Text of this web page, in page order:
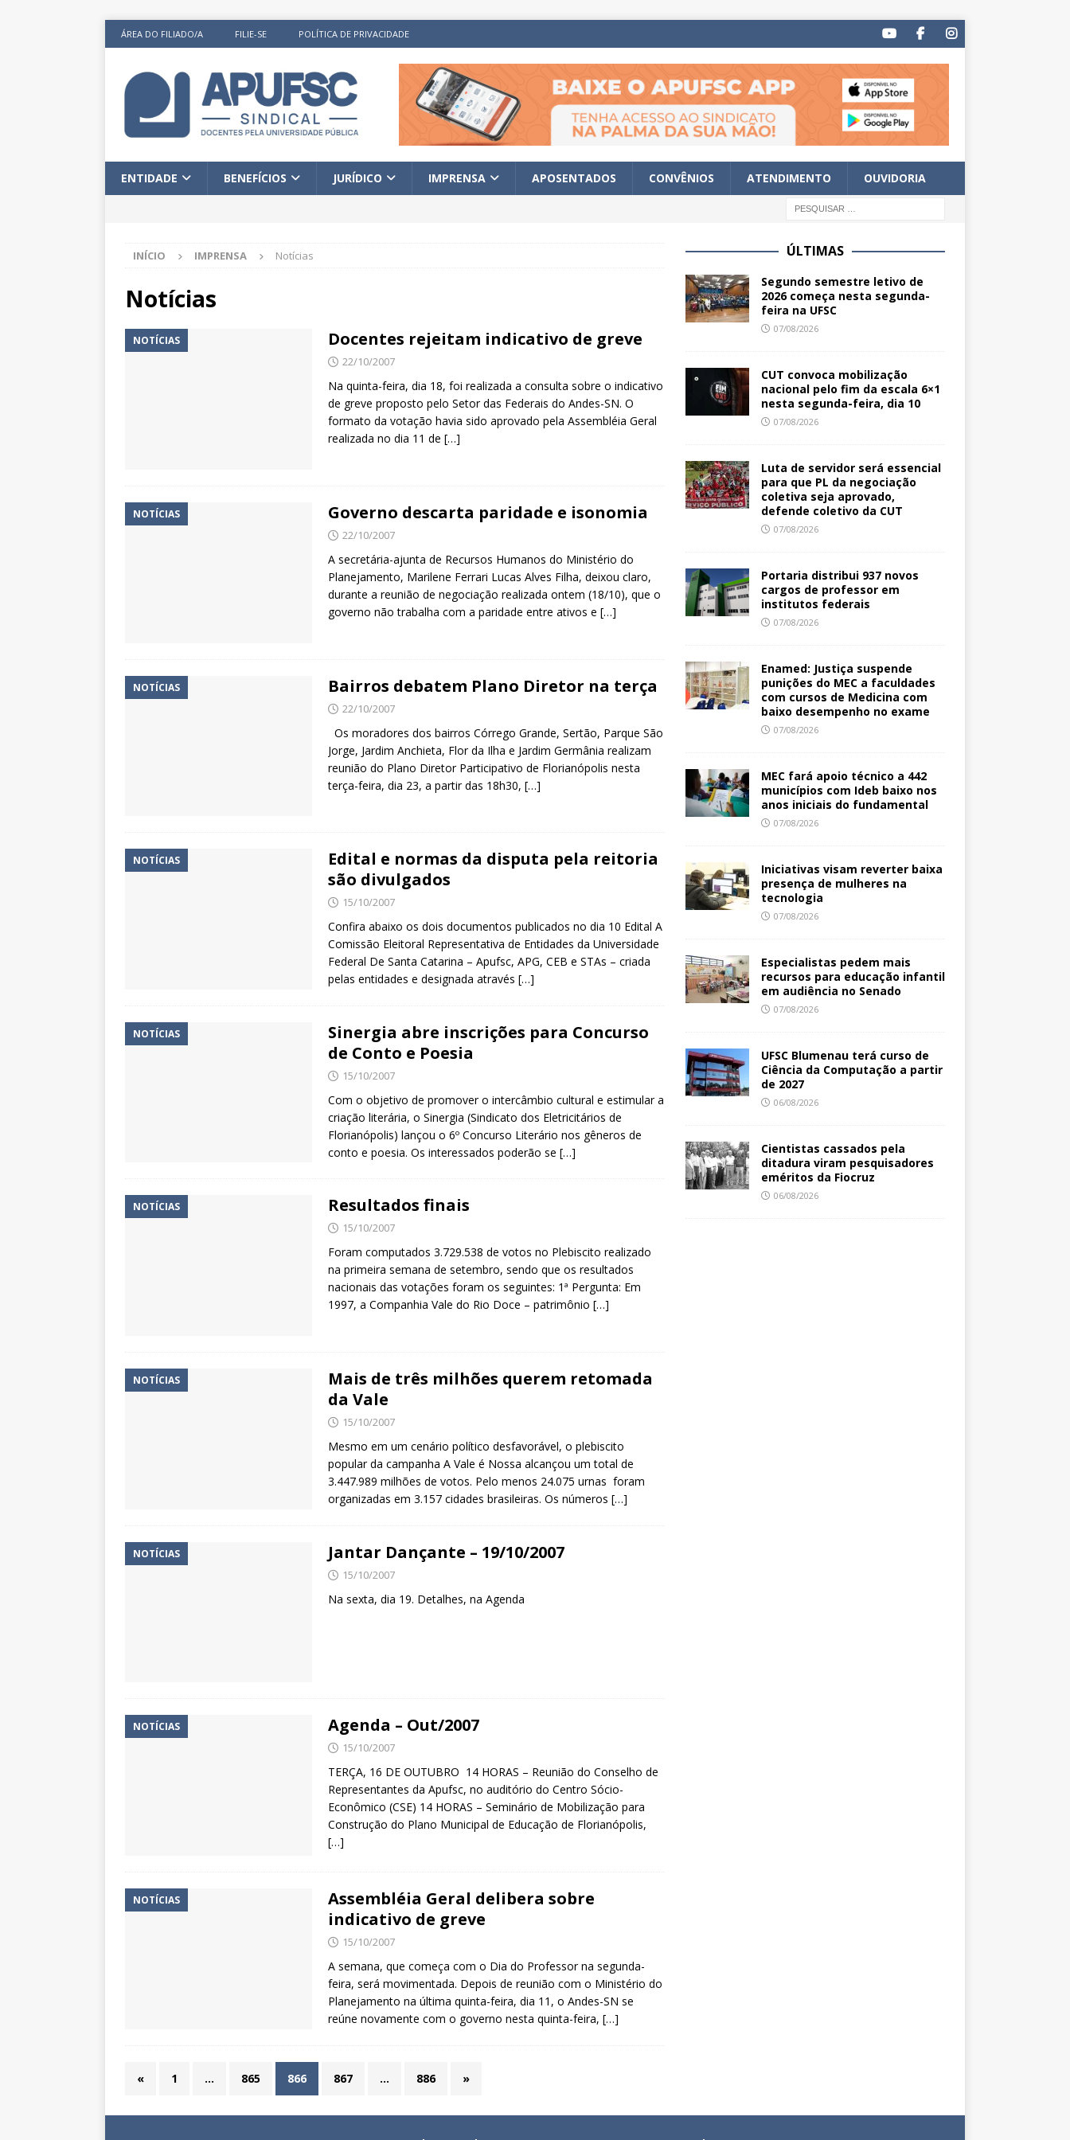
ÁREA DO FILIADO/A FILIE-SE POLÍTICA DE PRIVACIDADE
ENTIDADE BENEFÍCIOS JURÍDICO IMPRENSA APOSENTADOS CONVÊNIOS ATENDIMENTO OUVIDORIA
INÍCIO IMPRENSA Notícias
Notícias
NOTÍCIAS Docentes rejeitam indicativo de greve
22/10/2007
Na quinta-feira, dia 18, foi realizada a consulta sobre o indicativo
de greve proposto pelo Setor das Federais do Andes-SN. O
formato da votação havia sido aprovado pela Assembléia Geral
realizada no dia 11 de […]
NOTÍCIAS Governo descarta paridade e isonomia
22/10/2007
A secretária-ajunta de Recursos Humanos do Ministério do
Planejamento, Marilene Ferrari Lucas Alves Filha, deixou claro,
durante a reunião de negociação realizada ontem (18/10), que o
governo não trabalha com a paridade entre ativos e […]
NOTÍCIAS Bairros debatem Plano Diretor na terça
22/10/2007
Os moradores dos bairros Córrego Grande, Sertão, Parque São
Jorge, Jardim Anchieta, Flor da Ilha e Jardim Germânia realizam
reunião do Plano Diretor Participativo de Florianópolis nesta
terça-feira, dia 23, a partir das 18h30, […]
NOTÍCIAS
Edital e normas da disputa pela reitoria
são divulgados
15/10/2007
Confira abaixo os dois documentos publicados no dia 10 Edital A
Comissão Eleitoral Representativa de Entidades da Universidade
Federal De Santa Catarina – Apufsc, APG, CEB e STAs – criada
pelas entidades e designada através […]
NOTÍCIAS
Sinergia abre inscrições para Concurso
de Conto e Poesia
15/10/2007
Com o objetivo de promover o intercâmbio cultural e estimular a
criação literária, o Sinergia (Sindicato dos Eletricitários de
Florianópolis) lançou o 6º Concurso Literário nos gêneros de
conto e poesia. Os interessados poderão se […]
NOTÍCIAS Resultados finais
15/10/2007
Foram computados 3.729.538 de votos no Plebiscito realizado
na primeira semana de setembro, sendo que os resultados
nacionais das votações foram os seguintes: 1ª Pergunta: Em
1997, a Companhia Vale do Rio Doce – patrimônio […]
NOTÍCIAS
Mais de três milhões querem retomada
da Vale
15/10/2007
Mesmo em um cenário político desfavorável, o plebiscito
popular da campanha A Vale é Nossa alcançou um total de
3.447.989 milhões de votos. Pelo menos 24.075 urnas foram
organizadas em 3.157 cidades brasileiras. Os números […]
NOTÍCIAS Jantar Dançante – 19/10/2007
15/10/2007
Na sexta, dia 19. Detalhes, na Agenda
NOTÍCIAS Agenda – Out/2007
15/10/2007
TERÇA, 16 DE OUTUBRO 14 HORAS – Reunião do Conselho de
Representantes da Apufsc, no auditório do Centro Sócio-
Econômico (CSE) 14 HORAS – Seminário de Mobilização para
Construção do Plano Municipal de Educação de Florianópolis,
[…]
NOTÍCIAS
Assembléia Geral delibera sobre
indicativo de greve
15/10/2007
A semana, que começa com o Dia do Professor na segunda-
feira, será movimentada. Depois de reunião com o Ministério do
Planejamento na última quinta-feira, dia 11, o Andes-SN se
reúne novamente com o governo nesta quinta-feira, […]
« 1 … 865 866 867 … 886 »
ÚLTIMAS
Segundo semestre letivo de
2026 começa nesta segunda-
feira na UFSC
07/08/2026
CUT convoca mobilização
nacional pelo fim da escala 6×1
nesta segunda-feira, dia 10
07/08/2026
Luta de servidor será essencial
para que PL da negociação
coletiva seja aprovado,
defende coletivo da CUT
07/08/2026
Portaria distribui 937 novos
cargos de professor em
institutos federais
07/08/2026
Enamed: Justiça suspende
punições do MEC a faculdades
com cursos de Medicina com
baixo desempenho no exame
07/08/2026
MEC fará apoio técnico a 442
municípios com Ideb baixo nos
anos iniciais do fundamental
07/08/2026
Iniciativas visam reverter baixa
presença de mulheres na
tecnologia
07/08/2026
Especialistas pedem mais
recursos para educação infantil
em audiência no Senado
07/08/2026
UFSC Blumenau terá curso de
Ciência da Computação a partir
de 2027
06/08/2026
Cientistas cassados pela
ditadura viram pesquisadores
eméritos da Fiocruz
06/08/2026